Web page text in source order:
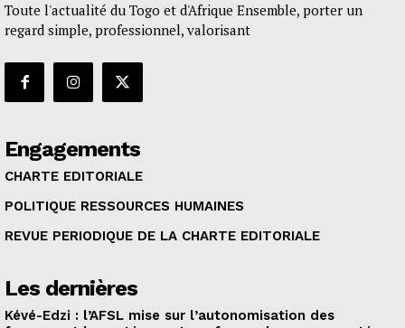
Toute l'actualité du Togo et d'Afrique Ensemble, porter un
regard simple, professionnel, valorisant
Engagements
CHARTE EDITORIALE
POLITIQUE RESSOURCES HUMAINES
REVUE PERIODIQUE DE LA CHARTE EDITORIALE
Les dernières
Kévé-Edzi : l’AFSL mise sur l’autonomisation des